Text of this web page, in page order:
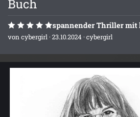
Buch
spannender Thriller mit
voncybergirl · 23.10.2024 ·cybergirl